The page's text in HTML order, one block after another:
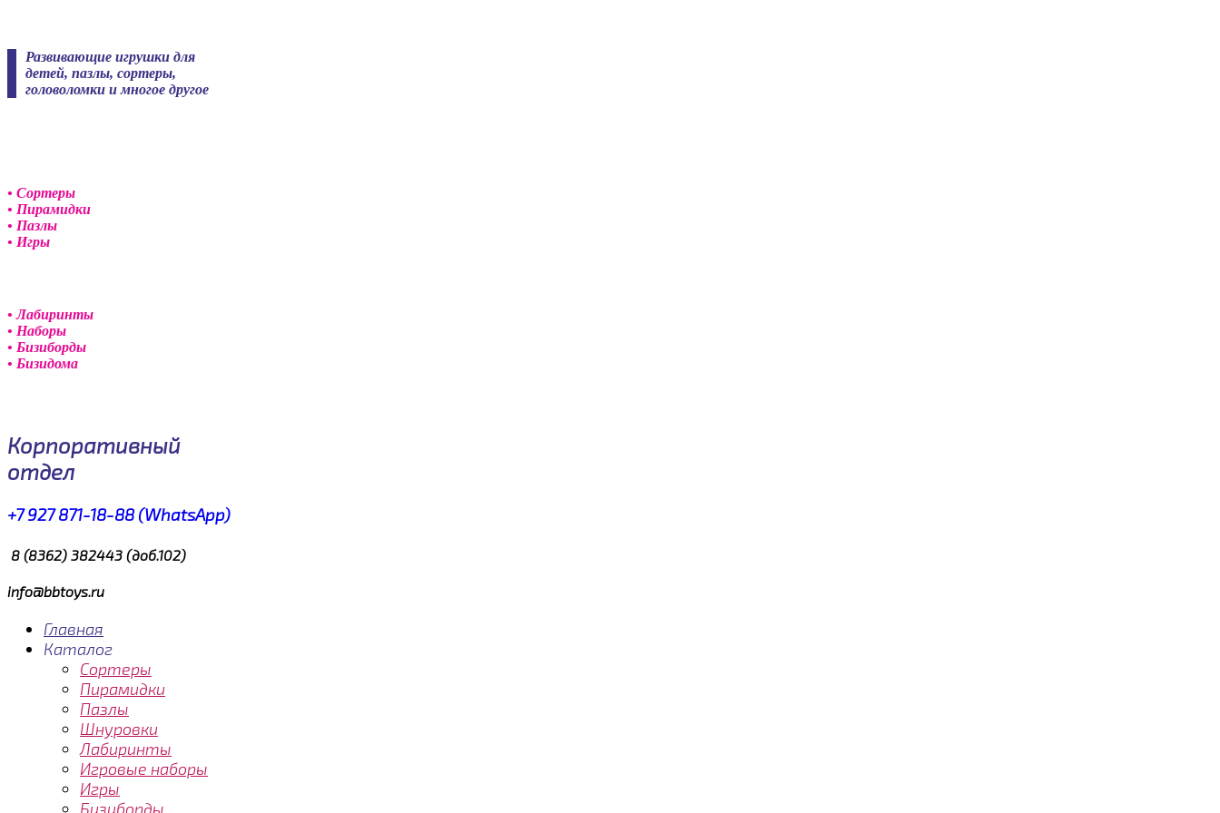
content
Развивающие игрушки для
детей, пазлы, сортеры,
головоломки и многое другое
• Сортеры
• Пирамидки
• Пазлы
• Игры
• Лабиринты
• Наборы
• Бизиборды
• Бизидома
Корпоративный
отдел
+7 927 871-18-88 (WhatsApp)
8 (8362) 382443 (доб.102)
info@bbtoys.ru
Главная
Каталог
Сортеры
Пирамидки
Пазлы
Шнуровки
Лабиринты
Игровые наборы
Игры
Бизиборды